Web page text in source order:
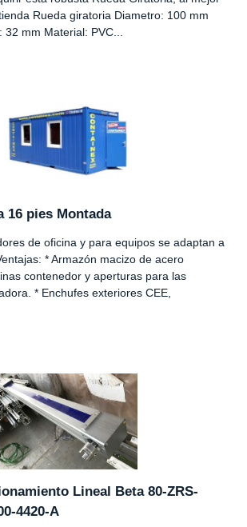
Rueda giratoria Diametro: 100 mm
mm Material: PVC...
16 pies Montada
de oficina y para equipos se adaptan a
* Armazón macizo de acero
contenedor y aperturas para las
* Enchufes exteriores CEE,
Lineal Beta 80-ZRS-
4420-A